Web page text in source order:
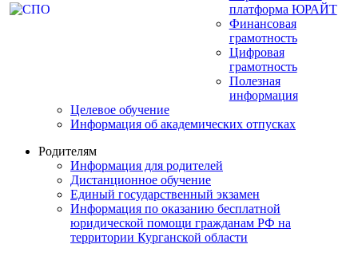
платформа ЮРАЙТ
Финансовая
грамотность
Цифровая
грамотность
Полезная
информация
Целевое обучение
Информация об академических отпусках
Родителям
Информация для родителей
Дистанционное обучение
Единый государственный экзамен
Информация по оказанию бесплатной
юридической помощи гражданам РФ на
территории Курганской области